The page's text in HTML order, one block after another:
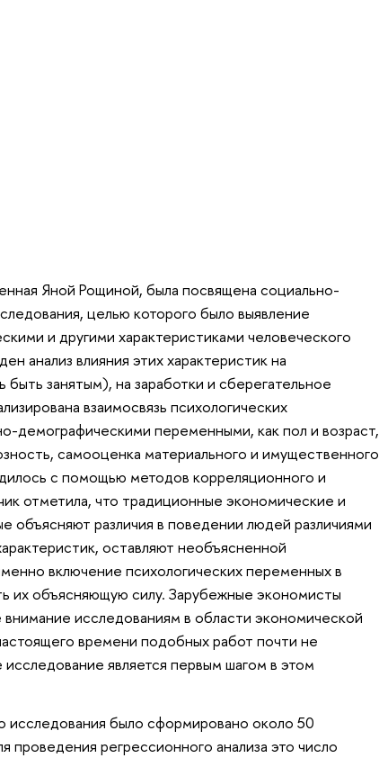
Яной Рощиной, была посвящена социально-
целью которого было выявление
и другими характеристиками человеческого
анализ влияния этих характеристик на
занятым), на заработки и сберегательное
взаимосвязь психологических
демографическими переменными, как пол и возраст,
самооценка материального и имущественного
с помощью методов корреляционного и
отметила, что традиционные экономические и
объясняют различия в поведении людей различиями
оставляют необъясненной
включение психологических переменных в
их объясняющую силу. Зарубежные экономисты
исследованиям в области экономической
времени подобных работ почти не
является первым шагом в этом
исследования было сформировано около 50
проведения регрессионного анализа это число